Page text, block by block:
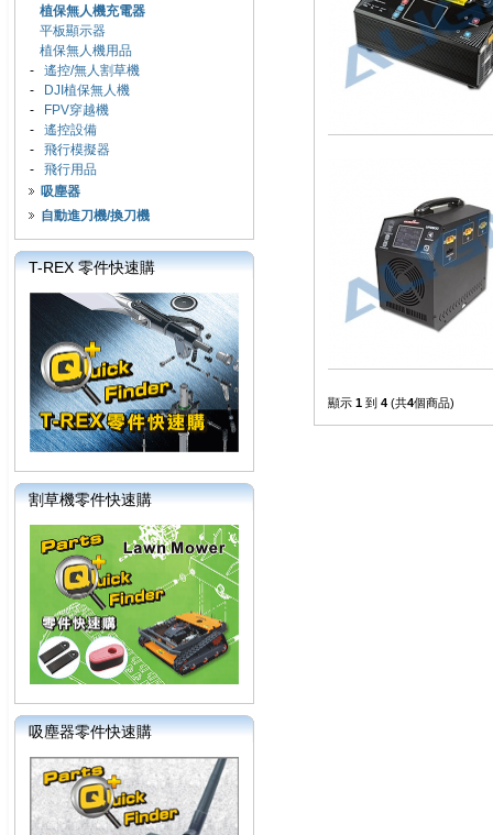
植保無人機充電器
平板顯示器
植保無人機用品
- 遙控/無人割草機
-
DJI植保無人機
-
FPV穿越機
- 遙控設備
- 飛行模擬器
- 飛行用品
吸塵器
自動進刀機/換刀機
T-REX 零件快速購
割草機零件快速購
吸塵器零件快速購
顯示 1 到 4 (共4個商品)